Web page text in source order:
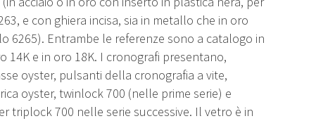
e con ghiera incisa, sia in metallo che in oro
6265). Entrambe le referenze sono a catalogo in
14K e in oro 18K. I cronografi presentano,
oyster, pulsanti della cronografia a vite,
oyster, twinlock 700 (nelle prime serie) e
triplock 700 nelle serie successive. Il vetro è in